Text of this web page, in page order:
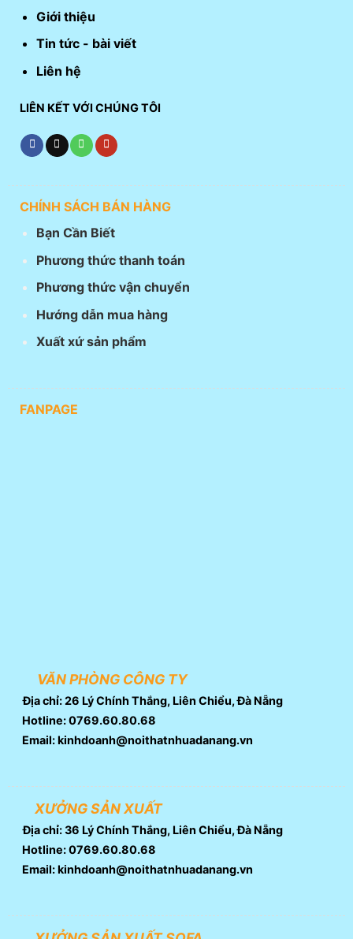
Giới thiệu
Tin tức - bài viết
Liên hệ
LIÊN KẾT VỚI CHÚNG TÔI
CHÍNH SÁCH BÁN HÀNG
Bạn Cần Biết
Phương thức thanh toán
Phương thức vận chuyển
Hướng dẫn mua hàng
Xuất xứ sản phẩm
FANPAGE
VĂN PHÒNG CÔNG TY
Địa chỉ: 26 Lý Chính Thắng, Liên Chiểu, Đà Nẵng
Hotline: 0769.60.80.68
Email: kinhdoanh@noithatnhuadanang.vn
XƯỞNG SẢN XUẤT
Địa chỉ: 36 Lý Chính Thắng, Liên Chiểu, Đà Nẵng
Hotline: 0769.60.80.68
Email: kinhdoanh@noithatnhuadanang.vn